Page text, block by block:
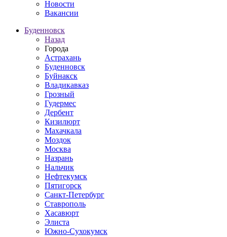
Новости
Вакансии
Буденновск
Назад
Города
Астрахань
Буденновск
Буйнакск
Владикавказ
Грозный
Гудермес
Дербент
Кизилюрт
Махачкала
Моздок
Москва
Назрань
Нальчик
Нефтекумск
Пятигорск
Санкт-Петербург
Ставрополь
Хасавюрт
Элиста
Южно-Сухокумск